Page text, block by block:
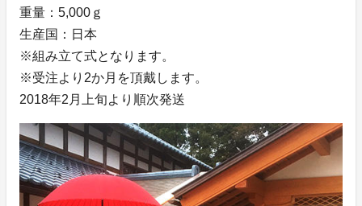
重量：5,000ｇ
生産国：日本
※組み立て式となります。
※受注より2か月を頂戴します。
2018年2月上旬より順次発送